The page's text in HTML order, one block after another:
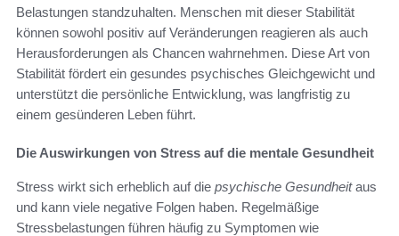
Belastungen standzuhalten. Menschen mit dieser Stabilität
können sowohl positiv auf Veränderungen reagieren als auch
Herausforderungen als Chancen wahrnehmen. Diese Art von
Stabilität fördert ein gesundes psychisches Gleichgewicht und
unterstützt die persönliche Entwicklung, was langfristig zu
einem gesünderen Leben führt.
Die Auswirkungen von Stress auf die mentale Gesundheit
Stress wirkt sich erheblich auf die psychische Gesundheitaus
und kann viele negative Folgen haben. Regelmäßige
Stressbelastungen führen häufig zu Symptomen wie